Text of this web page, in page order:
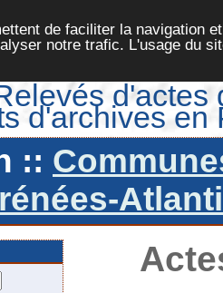
de faciliter la navigation
notre trafic. L'usage du
d'actes
d'archives en
::